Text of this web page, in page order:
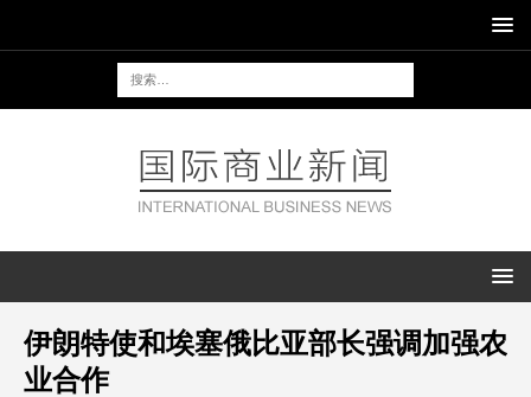
伊朗特使和埃塞俄比亚部长强调加强农
业合作